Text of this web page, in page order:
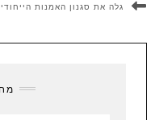
גלה את סגנון האמנות